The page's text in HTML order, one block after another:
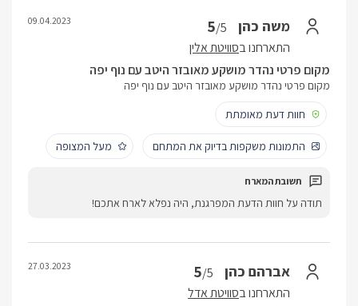
משה כהן 5/5
התארחנו בסוויטת אלין
09.04.2023
מקום פרטי נהדר מושקע מאובזר היטב עם נוף יפה
מקום פרטי נהדר מושקע מאובזר היטב עם נוף יפה
חוות דעת מאומתת
התמונות משקפות בדיוק את המתחם מעל המצופה
תודה על חוות הדעת המפרגנת, היה נפלא לארח אתכם!
אברהם כהן 5/5
התארחנו בסוויטת אדל
27.03.2023